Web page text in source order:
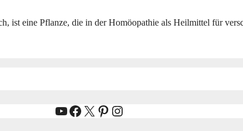
ist eine Pflanze, die in der Homöopathie als Heilmittel für
YouTube
Facebook
X Pinterest
Instagram